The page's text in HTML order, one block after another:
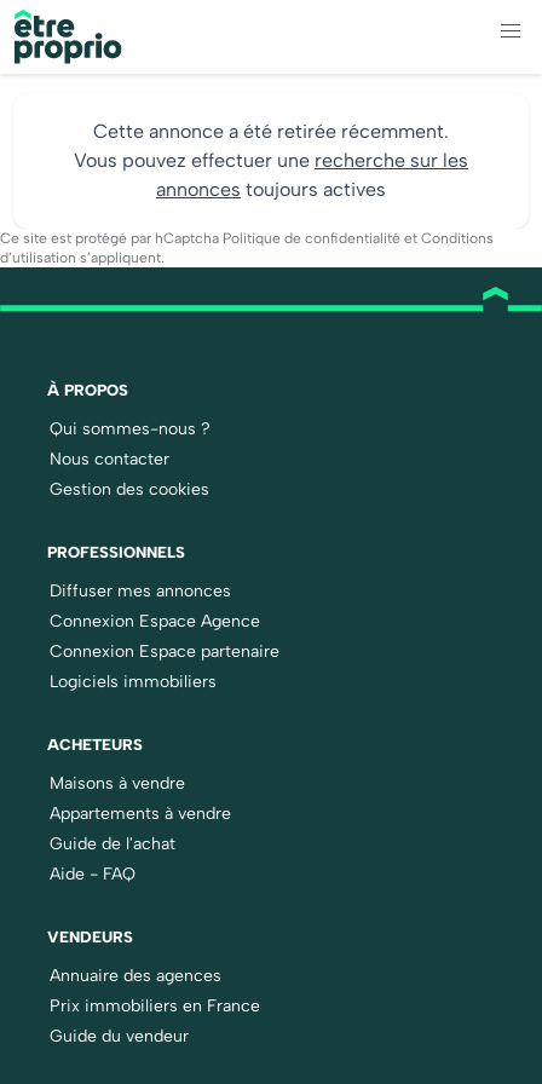
Cette annonce a été retirée récemment.
Vous pouvez effectuer une recherche sur les
annonces toujours actives
Ce site est protégé par hCaptcha Politique de confidentialité et Conditions
d’utilisation s’appliquent.
À PROPOS
Qui sommes-nous ?
Nous contacter
Gestion des cookies
PROFESSIONNELS
Diffuser mes annonces
Connexion Espace Agence
Connexion Espace partenaire
Logiciels immobiliers
ACHETEURS
Maisons à vendre
Appartements à vendre
Guide de l'achat
Aide - FAQ
VENDEURS
Annuaire des agences
Prix immobiliers en France
Guide du vendeur